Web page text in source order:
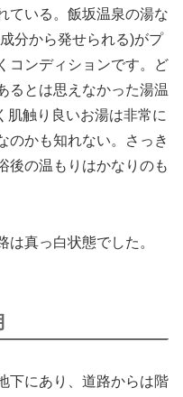
ている。飯坂温泉の湯な
分から発せられる)がプ
コンディションです。ど
るとは思えなかった湯温
触り良いお湯は非常に
のかも知れない。さっき
後の温もりはかなりのも
真っ白状態でした。
下にあり、道路からは階